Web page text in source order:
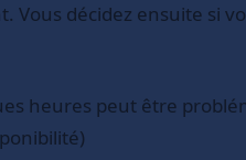
Vous décidez ensuite si
heures peut être